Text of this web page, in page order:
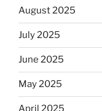
August 2025
July 2025
June 2025
May 2025
April 2025